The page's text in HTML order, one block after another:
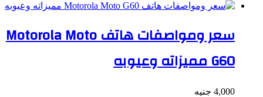
سعر ومواصفات هاتف Motorola Moto
G60 مميزاته وعيوبه
4,000 جنيه